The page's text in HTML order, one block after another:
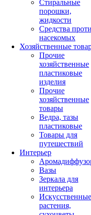
Стиральные
порошки,
жидкости
Средства
насекомых
Хозяйственные
Прочие
хозяйственные
пластиковые
изделия
Прочие
хозяйственные
товары
Ведра, тазы
пластиковые
Товары для
путешествий
Интерьер
Вазы
Зеркала для
интерьера
Искусственные
растения,